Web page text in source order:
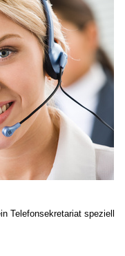
Telefonsekretariat speziell